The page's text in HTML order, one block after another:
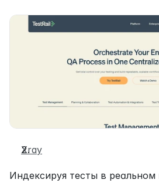
Xray
Индексируя тесты в